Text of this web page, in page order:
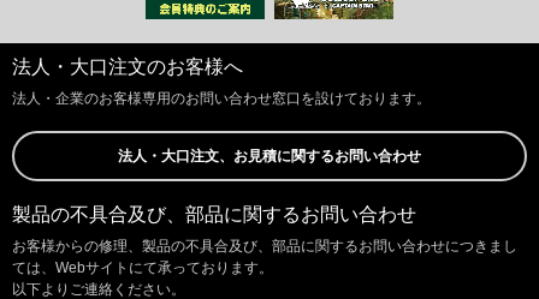
法人・大口注文のお客様へ
法人・企業のお客様専用のお問い合わせ窓口を設けております。
法人・大口注文、お見積に関するお問い合わせ
製品の不具合及び、部品に関するお問い合わせ
お客様からの修理、製品の不具合及び、部品に関するお問い合わせにつきまし
ては、Webサイトにて承っております。
以下よりご連絡ください。